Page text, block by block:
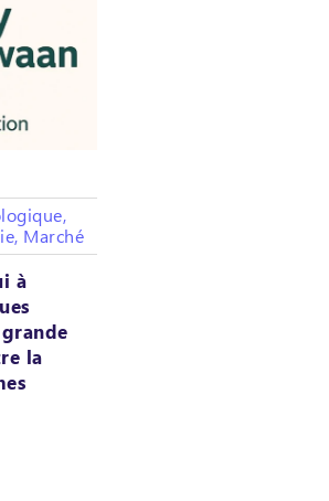
Marché
à
la